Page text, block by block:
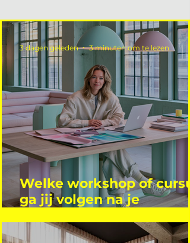
Welke workshop of
ga jij volgen na je
3 dagen geleden 3 minuten om te lezen